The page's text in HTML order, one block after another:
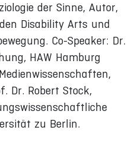
der Sinne, Autor,
Disability Arts und
Co-Speaker: Dr.
HAW Hamburg
Dr. Robert Stock,
zu Berlin.